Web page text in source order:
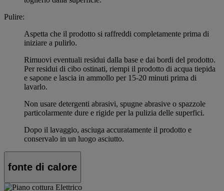
Pulire:
Aspetta che il prodotto si raffreddi completamente prima di
iniziare a pulirlo.
Rimuovi eventuali residui dalla base e dai bordi del prodotto.
Per residui di cibo ostinati, riempi il prodotto di acqua tiepida
e sapone e lascia in ammollo per 15-20 minuti prima di
lavarlo.
Non usare detergenti abrasivi, spugne abrasive o spazzole
particolarmente dure e rigide per la pulizia delle superfici.
Dopo il lavaggio, asciuga accuratamente il prodotto e
conservalo in un luogo asciutto.
fonte di calore